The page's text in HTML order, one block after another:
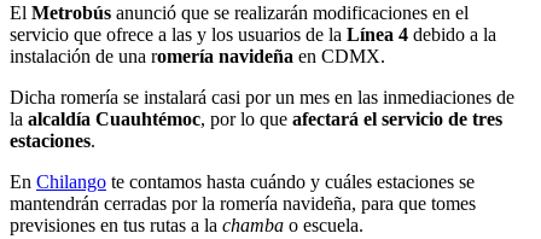
El Metrobús anunció que se realizarán modificaciones en el
servicio que ofrece a las y los usuarios de la Línea 4 debido a la
instalación de una romería navideña en CDMX.
Dicha romería se instalará casi por un mes en las inmediaciones de
la alcaldía Cuauhtémoc, por lo que afectará el servicio de tres
estaciones.
En Chilango te contamos hasta cuándo y cuáles estaciones se
mantendrán cerradas por la romería navideña, para que tomes
previsiones en tus rutas a la chamba o escuela.